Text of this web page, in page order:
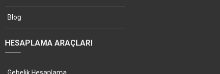
Blog
HESAPLAMA ARAÇLARI